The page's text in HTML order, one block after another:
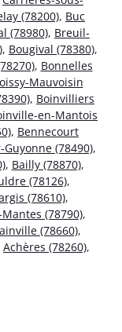
(78200), Buc
(78980), Breuil-
, Bougival (78380),
, Bonnelles
Mauvoisin
, Boinvilliers
en-Mantois
, Bennecourt
Guyonne (78490),
, Bailly (78870),
(78126),
(78610),
(78790),
(78660),
Achères (78260),